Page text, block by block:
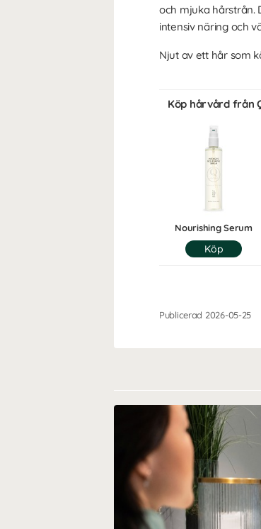
och mjuka hårstrån.
intensiv näring och
Njut av ett hår som
Köp hårvård från
Nourishing Serum
Publicerad 2026-05-25